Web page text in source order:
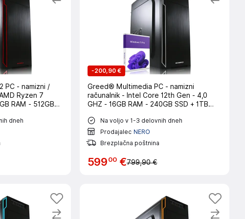
PC - namizni /
Ryzen 7
RAM - 512GB
dneh
-200,90 €
Greed® Multimedia PC - namizni
računalnik - Intel Core 12th Gen - 4,0
GHZ - 16GB RAM - 240GB SSD + 1TB
Na voljo v 1-3 delovnih dneh
Prodajalec NERO
Brezplačna poštnina
59900 €799,90 €